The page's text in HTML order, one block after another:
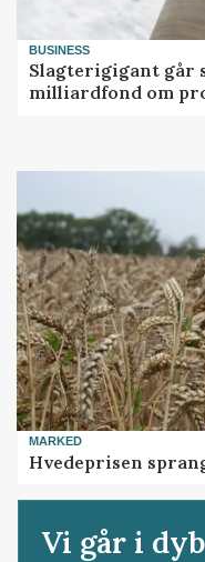
BUSINESS
Slagterigigant går
milliardfond om
MARKED
Hvedeprisen
Vi går i